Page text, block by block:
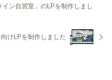
イン自習室」のLPを制作しまし
けLPを制作しました